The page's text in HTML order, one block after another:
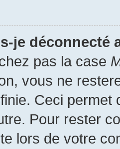
je déconnecté
pas la case
vous ne
Ceci permet
Pour rester
lors de votre